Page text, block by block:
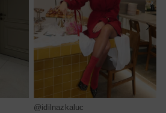
@idilnazkaluc